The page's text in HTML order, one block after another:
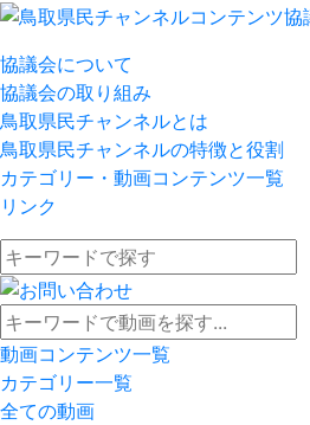
協議会について
協議会の取り組み
鳥取県民チャンネルとは
鳥取県民チャンネルの特徴と役割
カテゴリー・動画コンテンツ一覧
リンク
動画コンテンツ一覧
カテゴリー一覧
全ての動画